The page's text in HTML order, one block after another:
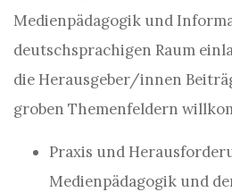
Medienpädagogik und
deutschsprachigen Raum
die Herausgeber/innen
groben Themenfeldern
Praxis und
Medienpädagogik und